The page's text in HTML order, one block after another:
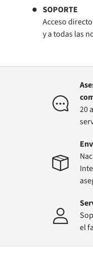
SOPORTE
Acceso
y a todas las
20
el